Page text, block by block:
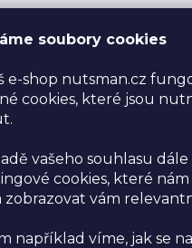
soubory cookies
e-shop nutsman.cz
cookies, které jsou
vašeho souhlasu
cookies, které
zobrazovat vám
například víme, jak se
posledních let,
mezi chutí a
že lahůdky
dezertů, přes
nepřeberné
své tělo.